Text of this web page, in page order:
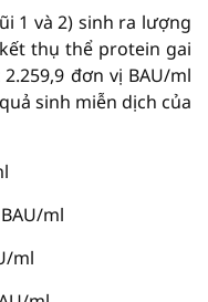
1 và 2) sinh ra lượng
thụ thể protein gai
đơn vị BAU/ml
sinh miễn dịch của
ml
ml